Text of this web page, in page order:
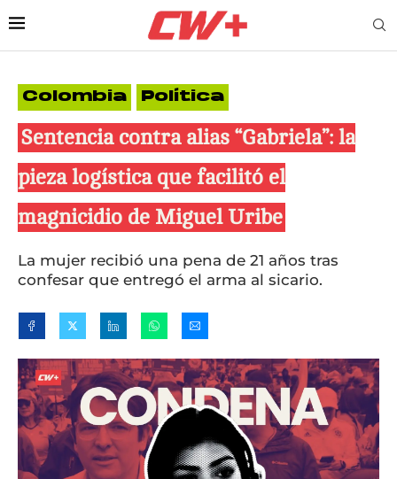
Colombia Política
Sentencia contra alias “Gabriela”: la
pieza logística que facilitó el
magnicidio de Miguel Uribe
La mujer recibió una pena de 21 años tras
confesar que entregó el arma al sicario.